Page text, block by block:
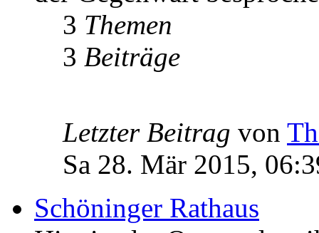
3 Themen
3 Beiträge
Letzter Beitrag von
Sa 28. Mär 2015,
Schöninger Rathaus